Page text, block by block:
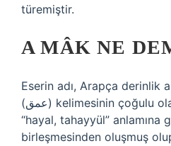
türemiştir.
A MÂK NE
Eserin adı, Arapça derinlik
(عمق) kelimesinin çoğulu olan âmâk (أعماق) ve
“hayal, tahayyül” anlamına
birleşmesinden oluşmuş